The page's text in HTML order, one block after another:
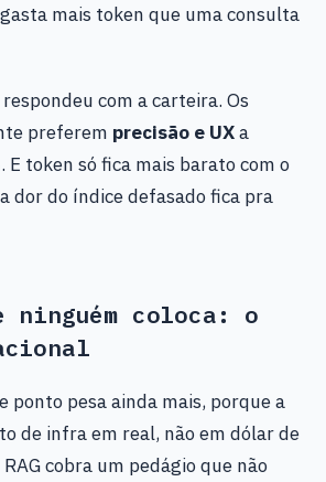
mais token que uma consulta
com a carteira. Os
preferem precisão e UXa
E token só fica mais barato com o
dor do índice defasado fica pra
ninguém coloca: o
ponto pesa ainda mais, porque a
de infra em real, não em dólar de
cobra um pedágio que não